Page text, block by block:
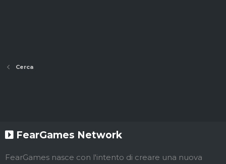
Cerca
FearGames Network
FearGames nasce con l'intento di creare una nuova